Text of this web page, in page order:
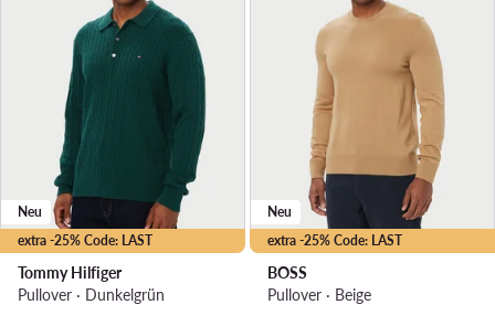
extra -25% Code: LAST
Neu
Tommy Hilfiger
Pullover · Dunkelgrün
extra -25% Code: LAST
Neu
BOSS
Pullover · Beige